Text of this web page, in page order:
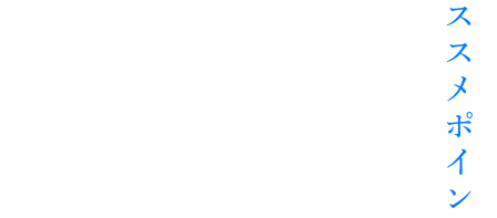
ス
ス
メ
ポ
イ
ン